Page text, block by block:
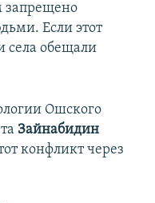
запрещено
Если этот
села обещали
Ошского
Зайнабидин
конфликт через